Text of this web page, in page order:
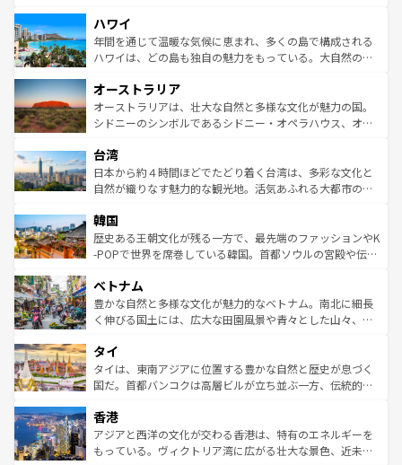
ば市内交通費無料で観光を楽しむこともできる。 なお、新
着のスイス情報はコンテンツ一覧 を参照してほしい。
のような巨大都市は、観光、ショッピング、エンターテイ
ンメントが詰まった刺激的なスポットだ。一方、アメリカ
西部には大自然が広がり、グランドキャニオンやイエロー
部のニューオーリンズでは、音楽と美食が融合した独特の
文化が魅力。旅行者はアメリカの各地域で異なる魅力を楽
しみながら、その多様性と豊かな歴史を感じることができ
ならではの贅沢な旅のスタイルだ。 なお、新着のアメリカ
情報はコンテンツ一覧を参照してほしい。
ハワイ
年間を通じて温暖な気候に恵まれ、多くの島で構成される
ハワイは、どの島も独自の魅力をもっている。大自然の神
ワイ島は見逃せない。また、定番の観光地といえばオアフ
島だが、静かな自然を求めるならマウイ島やカウアイ島が
おすすめ。エメラルドグリーンに輝く海をはじめ、豊かな
れるおもてなしの心で訪れる人々を迎えてくれるハワイの
人々、おいしいローカルフードやハワイアンミュージッ
ク、伝統的なフラダンスなど、すべてがハワイの魅力を彩
ワイを、存分に味わってほしい。 なお、新着のハワイ情報
はコンテンツ一覧を参照してほしい。
オーストラリア
オーストラリアは、壮大な自然と多様な文化が魅力の国。
シドニーのシンボルであるシドニー・オペラハウス、オー
リアリーフや大陸中央部にそびえるウルル（エアーズロッ
ク）、タスマニアの美しい原生林やケアンズの熱帯雨林な
ど、見どころがたくさん。また、カフェやワイン、オージ
いる。アクティビティも充実しており、サーフィンやダイ
ビング、ハイキングなど、アウトドア好きにはたまらな
い。オーストラリアの多彩な魅力を存分に味わいつくそ
参照してほしい。
台湾
日本から約４時間ほどでたどり着く台湾は、多彩な文化と
自然が織りなす魅力的な観光地。活気あふれる大都市の台
ン）、静ひつな山岳地帯である台湾東部など、都市の喧騒
と山間の静けさが共存しており、訪れる人に新しい発見と
驚きをもたらしてくれる。また、奥深い台湾の食文化も魅
容にもいいと評判のスイーツなど、バラエティ豊かな料理
が味わえる。 なお、新着の台湾情報は コンテンツ一覧を参
照してほしい。
韓国
歴史ある王朝文化が残る一方で、最先端のファッションやK
-POPで世界を席巻している韓国。首都ソウルの宮殿や伝統
き、地方に足を延ばせば四季折々の自然美を楽しむことが
できる。そして、キムチや焼肉、絶品のストリートフード
まで、さまざまな韓国料理が待っている。夜には、韓国な
リティに包まれながら、韓国の多彩な魅力を心ゆくまで味
わってみてほしい。 なお、新着の韓国情報はコンテンツ一
覧を参照してほしい。
ベトナム
豊かな自然と多様な文化が魅力的なベトナム。南北に細長
く伸びる国土には、広大な田園風景や青々とした山々、世
急速な発展と共に伝統が息づく。ハノイの古い町並みやホ
ーチミン市のフランス統治時代の建物も、独特の雰囲気を
醸し出している。また、バラエティの豊かさとおいしさで
とつ。フォーやバインミー、ベトナムコーヒーなどは、ぜ
ひ現地で味わいたい。どの地域を訪れてもあたたかい人々
が旅行者を迎えてくれるので、きっと忘れられない旅にな
タイ
タイは、東南アジアに位置する豊かな自然と歴史が息づく
国だ。首都バンコクは高層ビルが立ち並ぶ一方、伝統的な
の活気が交差している。北部ではチェンマイなどの山岳地
帯で自然と触れ合い、南部ではプーケットやクラビの美し
いビーチでリゾート気分を楽しむことができる。タイ料理
香港
アジアと西洋の文化が交わる香港は、特有のエネルギーを
もっている。ヴィクトリア湾に広がる壮大な景色、近未来